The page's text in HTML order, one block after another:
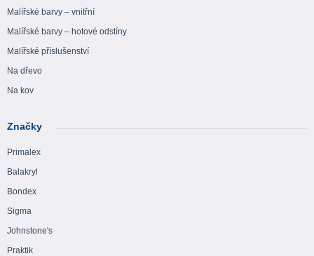
Malířské barvy – vnitřní
Malířské barvy – hotové odstíny
Malířské příslušenství
Na dřevo
Na kov
Značky
Primalex
Balakryl
Bondex
Sigma
Johnstone's
Praktik